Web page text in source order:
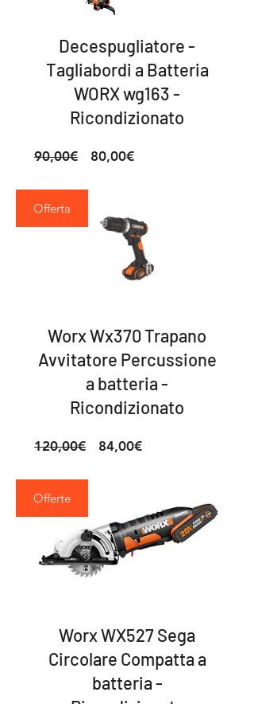
Decespugliatore -
Tagliabordi a Batteria
WORX wg163 -
Ricondizionato
90,00€
Prezzo
80,00€Prezzo
Offerta
Worx Wx370 Trapano
Avvitatore Percussione
a batteria -
Ricondizionato
120,00€
Prezzo
84,00€Prezzo
Offerte
Worx WX527 Sega
Circolare Compatta a
batteria -